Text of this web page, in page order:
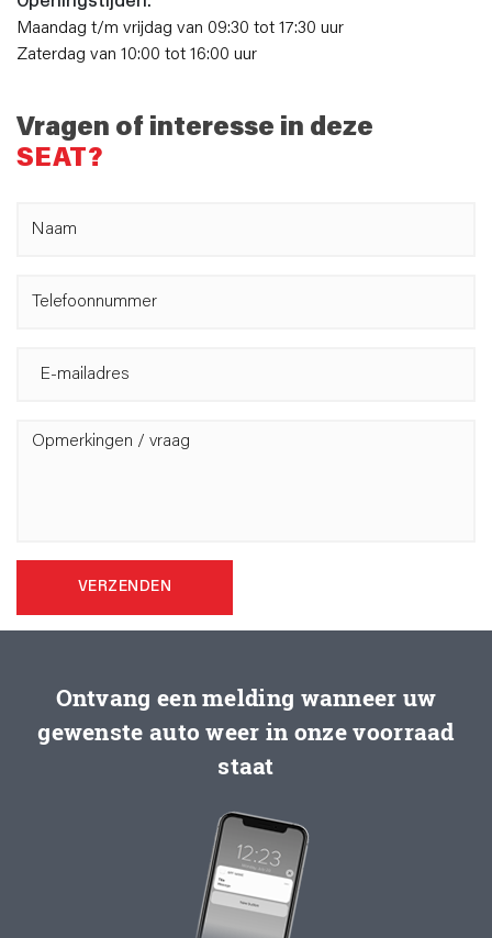
Maandag t/m vrijdag van 09:30 tot 17:30 uur
Zaterdag van 10:00 tot 16:00 uur
Vragen of interesse in deze
SEAT?
VERZENDEN
Ontvang een melding wanneer uw
gewenste auto weer in onze voorraad
staat